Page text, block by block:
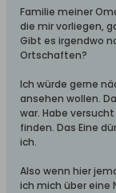
Familie meiner
die mir vorliegen,
Gibt es irgendwo
Ortschaften?
Ich würde gerne
ansehen wollen.
war. Habe
finden. Das Eine
ich.
Also wenn hier
ich mich über eine